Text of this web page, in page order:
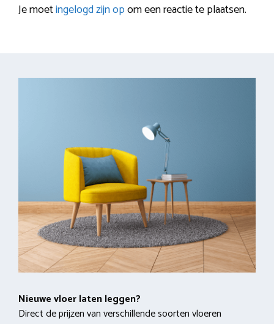
Je moetingelogd zijn opom een reactie te plaatsen.
Nieuwe vloer laten leggen?
Direct de prijzen van verschillende soorten vloeren